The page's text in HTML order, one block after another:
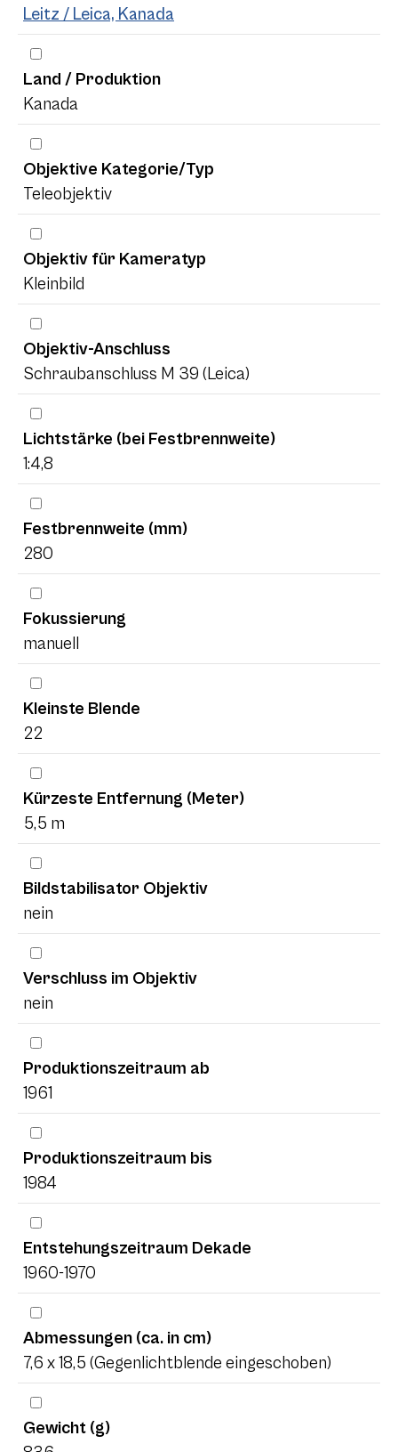
Leitz / Leica, Kanada
Land / Produktion
Kanada
Objektive Kategorie/Typ
Teleobjektiv
Objektiv für Kameratyp
Kleinbild
Objektiv-Anschluss
Schraubanschluss M 39 (Leica)
Lichtstärke (bei Festbrennweite)
1:4,8
Festbrennweite (mm)
280
Fokussierung
manuell
Kleinste Blende
22
Kürzeste Entfernung (Meter)
5,5 m
Bildstabilisator Objektiv
nein
Verschluss im Objektiv
nein
Produktionszeitraum ab
1961
Produktionszeitraum bis
1984
Entstehungszeitraum Dekade
1960-1970
Abmessungen (ca. in cm)
7,6 x 18,5 (Gegenlichtblende eingeschoben)
Gewicht (g)